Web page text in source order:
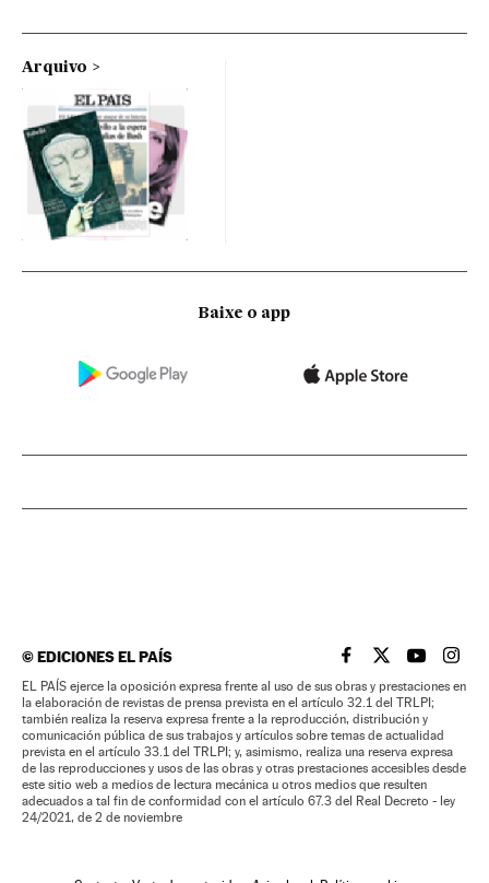
Arquivo
Baixe o app
©EDICIONES EL PAÍS EL PAÍS BRASIL EN
EL PAÍSEL PAÍS
EL
EL PAÍS ejerce la oposición expresa frente al uso de sus obras y prestaciones en
la elaboración de revistas de prensa prevista en el artículo 32.1 del TRLPI;
también realiza la reserva expresa frente a la reproducción, distribución y
comunicación pública de sus trabajos y artículos sobre temas de actualidad
prevista en el artículo 33.1 del TRLPI; y, asimismo, realiza una reserva expresa
de las reproducciones y usos de las obras y otras prestaciones accesibles desde
este sitio web a medios de lectura mecánica u otros medios que resulten
adecuados a tal fin de conformidad con el artículo 67.3 del Real Decreto - ley
24/2021, de 2 de noviembre